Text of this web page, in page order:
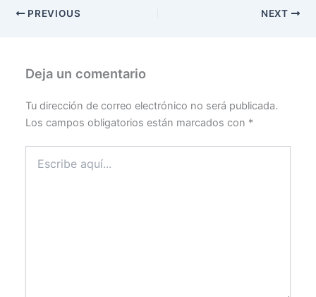
PREVIOUS NEXT
Deja un comentario
Tu dirección de correo electrónico no será publicada.
Los campos obligatorios están marcados con *
aquí...